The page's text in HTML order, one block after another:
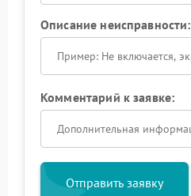
Описание неисправности:
Комментарий к заявке:
Отправить заявку